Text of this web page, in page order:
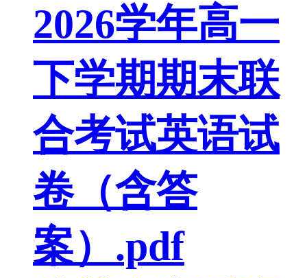
2026学年高一
下学期期末联
合考试英语试
卷（含答
案）.pdf